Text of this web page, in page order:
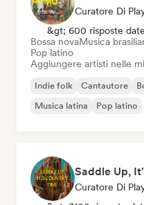
Curatore Di
&gt; 600 risposte date
Bossa novaMusica
Pop latino
Aggiungere artisti nelle
Indie folk Cantautore
Musica latina
Pop latino
Curatore Di